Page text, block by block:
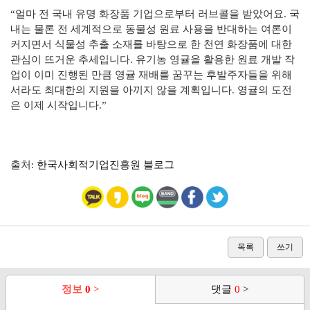
“얼마 전 국내 유명 화장품 기업으로부터 러브콜을 받았어요. 국
내는 물론 전 세계적으로 동물성 원료 사용을 반대하는 여론이
커지면서 식물성 추출 소재를 바탕으로 한 천연 화장품에 대한
관심이 뜨거운 추세입니다. 유기농 영귤을 활용한 원료 개발 작
업이 이미 진행된 만큼 영귤 재배를 꿈꾸는 후발주자들을 위해
서라도 최대한의 지원을 아끼지 않을 계획입니다. 영귤의 도전
은 이제 시작입니다.”
출처: 한국사회적기업진흥원 블로그
목록 쓰기
정보 0 > 댓글 0 >